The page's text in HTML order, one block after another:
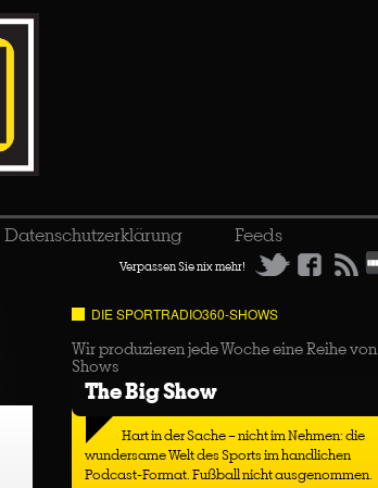
Datenschutzerklärung Feeds
Verpassen Sie nix mehr!
DIE SPORTRADIO360-SHOWS
Wir produzieren jede Woche eine Reihe von
Shows
The Big Show
Hart in der Sache – nicht im Nehmen: die
wundersame Welt des Sports im handlichen
Podcast-Format. Fußball nicht ausgenommen.